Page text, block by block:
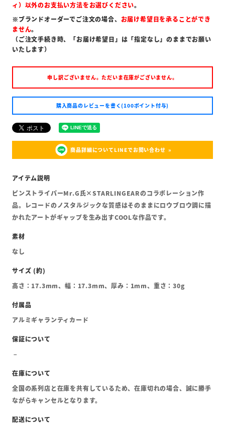
ィ）以外のお支払い方法をお選びください。
※ブランドオーダーでご注文の場合、 お届け希望日を承ることができ
ません。
（ご注文手続き時、「お届け希望日」は「指定なし」のままでお願い
いたします）
申し訳ございません。ただいま在庫がございません。
購入商品のレビューを書く(100ポイント付与)
商品詳細についてLINEでお問い合わせ
ピンストライパーMr.G氏×STARLINGEARのコラボレーション作
品。レコードのノスタルジックな質感はそのままにロウブロウ調に描
かれたアートがギャップを生み出すCOOLな作品です。
なし
高さ：17.3mm、幅：17.3mm、厚み：1mm、重さ：30g
アルミギャランティカード
全国の系列店と在庫を共有しているため、在庫切れの場合、誠に勝手
ながらキャンセルとなります。